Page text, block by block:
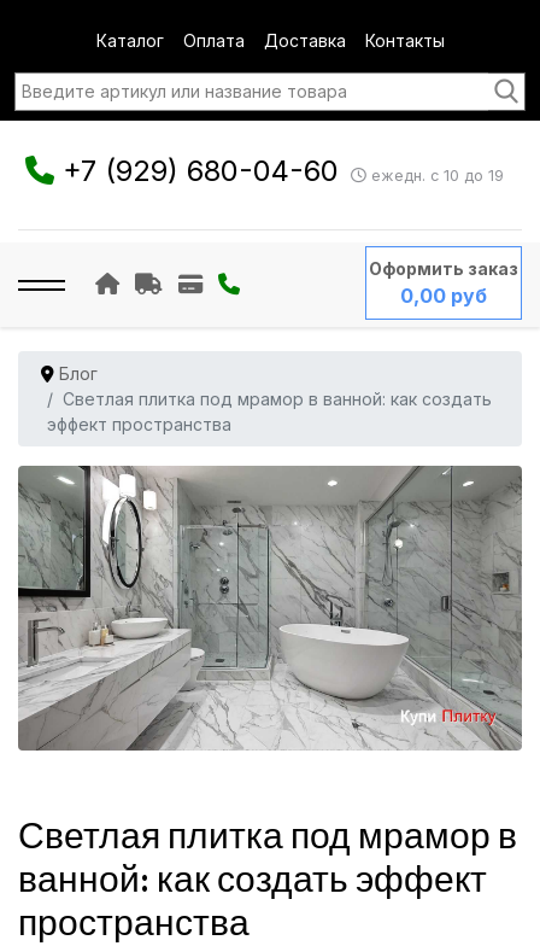
Каталог Оплата Доставка Контакты
+7 (929) 680-04-60 ежедн. с 10 до 19
Оформить заказ
0,00 руб
Блог
Светлая плитка под мрамор в ванной: как создать
эффект пространства
Светлая плитка под мрамор в
ванной: как создать эффект
пространства